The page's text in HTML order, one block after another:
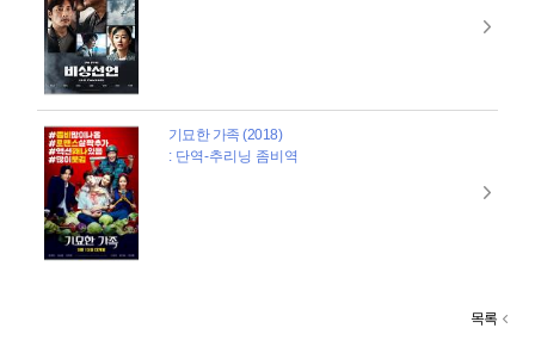
기묘한 가족 (2018)
: 단역-추리닝 좀비역
목록